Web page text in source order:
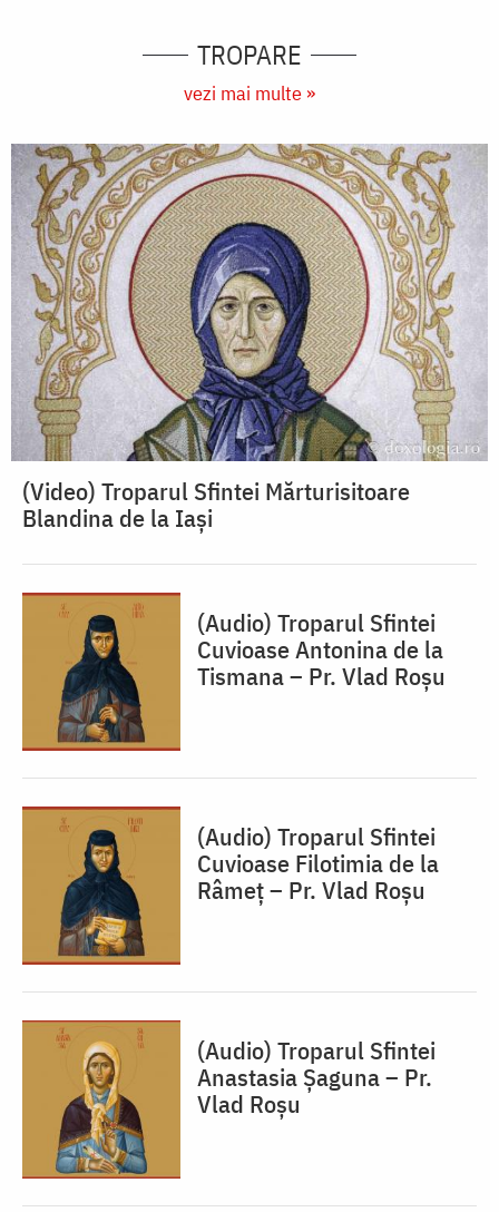
TROPARE
vezi mai multe »
(Video) Troparul Sfintei Mărturisitoare
Blandina de la Iași
(Audio) Troparul Sfintei
Cuvioase Antonina de la
Tismana – Pr. Vlad Roșu
(Audio) Troparul Sfintei
Cuvioase Filotimia de la
Râmeț – Pr. Vlad Roșu
(Audio) Troparul Sfintei
Anastasia Șaguna – Pr.
Vlad Roșu